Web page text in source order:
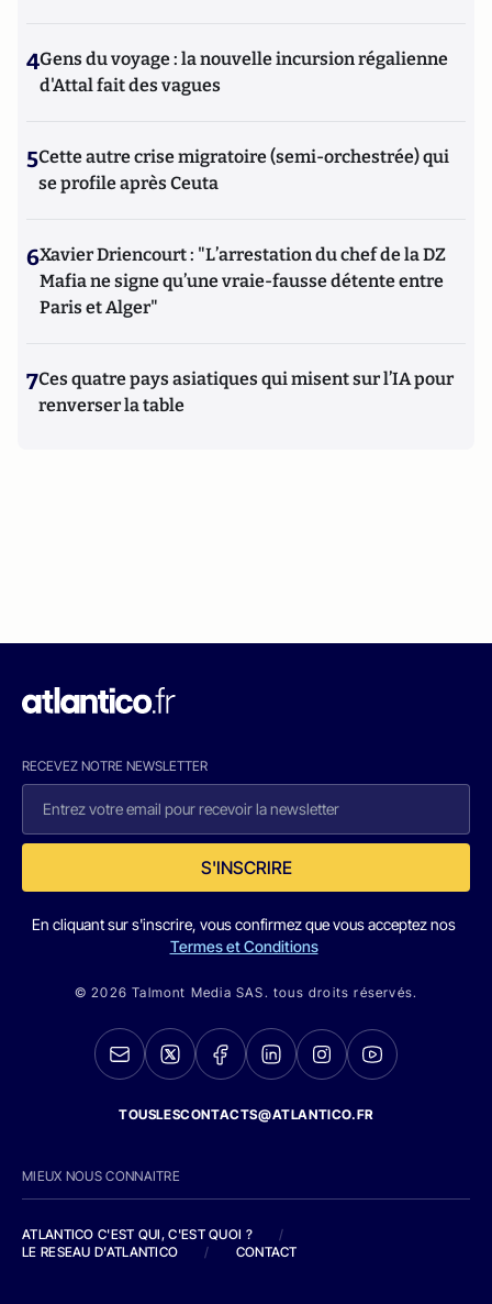
4Gens du voyage : la nouvelle incursion régalienne
d'Attal fait des vagues
5Cette autre crise migratoire (semi-orchestrée) qui
se profile après Ceuta
6Xavier Driencourt : "L’arrestation du chef de la DZ
Mafia ne signe qu’une vraie-fausse détente entre
Paris et Alger"
7Ces quatre pays asiatiques qui misent sur l’IA pour
renverser la table
RECEVEZ NOTRE NEWSLETTER
S'INSCRIRE
En cliquant sur s'inscrire, vous confirmez que vous acceptez nos
Termes et Conditions
© 2026 Talmont Media SAS. tous droits réservés.
TOUSLESCONTACTS@ATLANTICO.FR
MIEUX NOUS CONNAITRE
ATLANTICO C'EST QUI, C'EST QUOI ?
/
LE RESEAU D'ATLANTICO
/ CONTACT